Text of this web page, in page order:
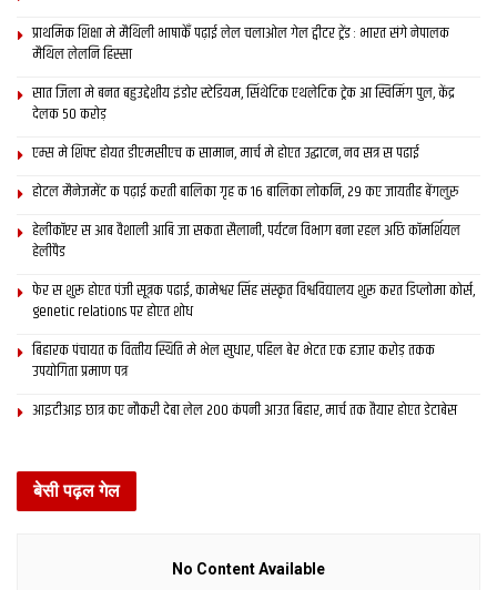
प्राथमिक शि‍क्षा मे मैथि‍ली भाषाकेँ पढ़ाई लेल चलाओल गेल ट्वीटर ट्रेंड : भारत संगे नेपालक
मैथिल लेलनि हिस्सा
सात जिला मे बनत बहुउद्देशीय इंडोर स्‍टेडि‍यम, सिंथेटिक एथलेटिक ट्रेक आ स्विमिंग पुल, केंद्र
देलक 50 करोड़
एम्स मे शिफ्ट होयत डीएमसीएच क सामान, मार्च मे होएत उद्घाटन, नव सत्र स पढाई
होटल मैनेजमेंट क पढ़ाई करती बालिका गृह क 16 बालिका लोकनि, 29 कए जायतीह बेंगलुरु
हेलीकॉप्टर स आब वैशाली आबि जा सकता सैलानी, पर्यटन विभाग बना रहल अछि कॉमर्शियल
हेलीपैड
फेर स शुरू होएत पंजी सूत्रक पढाई, कामेश्वर सिंह संस्कृत विश्वविद्यालय शुरू करत डिप्लोमा कोर्स,
genetic relations पर होएत शोध
बिहारक पंचायत क वित्‍तीय स्थिति मे भेल सुधार, पहिल बेर भेटत एक हजार करोड़ तकक
उपयोगिता प्रमाण पत्र
आइटीआइ छात्र कए नौकरी देबा लेल 200 कंपनी आउत बिहार, मार्च तक तैयार होएत डेटाबेस
बेसी पढ़ल गेल
No Content Available